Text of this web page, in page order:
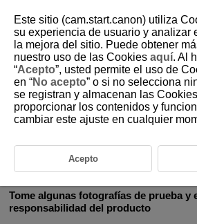
D250-002
Introducción
Antes de empezar a disparar, lea lo
Instrucciones de seguridad
Precauciones
atentamente esta Guía del usuario avanzada
la cámara correctamente.
Tome algunas fotografías de prueba y
responsabilidad del producto
Este sitio (cam.start.canon) utiliza
su experiencia de usuario y analizar
la mejora del sitio. Puede obtener
nuestro uso de las Cookies aquí. Al
“Acepto”, usted permite el uso de
en “No acepto” o si no selecciona
se registran y almacenan las
proporcionar los contenidos y
cambiar este ajuste en cualquier
Acepto